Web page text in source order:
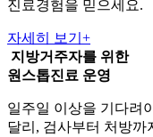
진료경험을 믿으세요.
자세히 보기 +
지방거주자를 위한
원스톱진료 운영
일주일 이상을 기다려
달리, 검사부터 처방까